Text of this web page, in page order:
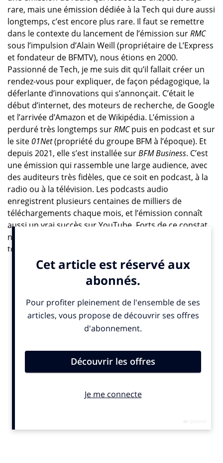
rare, mais une émission dédiée à la Tech qui dure aussi
longtemps, c’est encore plus rare. Il faut se remettre
dans le contexte du lancement de l’émission surRMC
sous l’impulsion d’Alain Weill (propriétaire de L’Express
et fondateur de BFMTV), nous étions en 2000.
Passionné de Tech, je me suis dit qu’il fallait créer un
rendez-vous pour expliquer, de façon pédagogique, la
déferlante d’innovations qui s’annonçait. C’était le
début d’internet, des moteurs de recherche, de Google
et l’arrivée d’Amazon et de Wikipédia. L’émission a
perduré très longtemps surRMCpuis en podcast et sur
le site 01Net(propriété du groupe BFM à l’époque). Et
depuis 2021, elle s’est installée surBFM Business. C’est
une émission qui rassemble une large audience, avec
des auditeurs très fidèles, que ce soit en podcast, à la
radio ou à la télévision. Les podcasts audio
enregistrent plusieurs centaines de milliers de
téléchargements chaque mois, et l’émission connaît
aussi un vrai succès sur YouTube. Forts de ce constat,
nous avons décidé de célébrer ses 25 ans. Et cela
tombait bien, une autre émission que je présente sur
BFM Business, intitulée Tech & Co, fête ses 10 ans cette
année. Nous avons donc choisi de lier ces deux rendez-
vous, qui partagent un même ADN autour de
l’innovation et de la tech.
François (Sorel) est considéré aujourd’hui comme un
influenceur Tech sur notre antenne mais aussi en
Audrey Maubert :Depuis un quart de siècle, François